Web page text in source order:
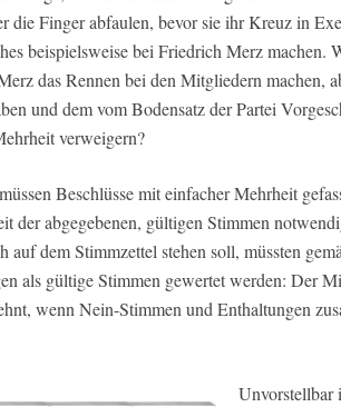
die Finger abfaulen, bevor sie ihr Kreuz in
beispielsweise bei Friedrich Merz machen.
das Rennen bei den Mitgliedern machen,
und dem vom Bodensatz der Partei
verweigern?
Beschlüsse mit einfacher Mehrheit
der abgegebenen, gültigen Stimmen
auf dem Stimmzettel stehen soll, müssten
als gültige Stimmen gewertet werden: Der
wenn Nein-Stimmen und Enthaltungen
Unvorstellbar